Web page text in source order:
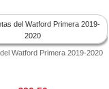
Watford Primera 2019-2020